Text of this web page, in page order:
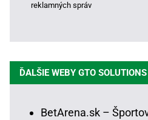
reklamných správ
ĎALŠIE WEBY GTO SOLUTIONS
BetArena.sk –